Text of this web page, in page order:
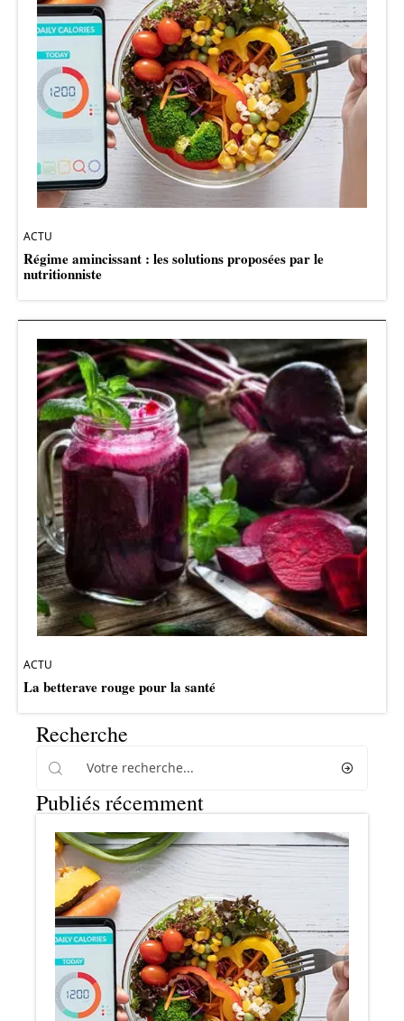
ACTU
Régime amincissant : les solutions proposées par le
nutritionniste
ACTU
La betterave rouge pour la santé
Recherche
Publiés récemment